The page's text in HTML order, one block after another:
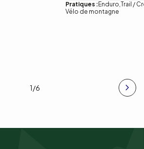
Pratiques : Enduro Trail /
Vélo de montagne
1/6